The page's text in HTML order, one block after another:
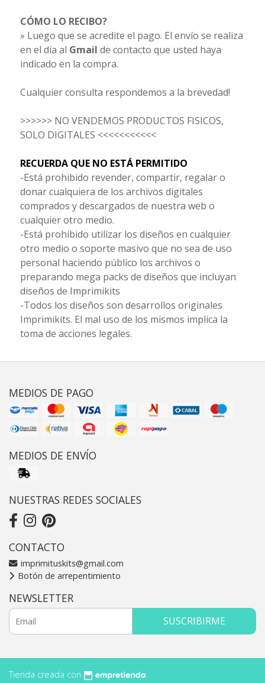
CÓMO LO RECIBO?
» Luego que se acredite el pago. El envío se realiza
en el día al Gmail de contacto que usted haya
indicado en la compra.
Cualquier consulta respondemos a la brevedad!
>>>>>> NO VENDEMOS PRODUCTOS FISICOS,
SOLO DIGITALES <<<<<<<<<<<
RECUERDA QUE NO ESTÁ PERMITIDO
-Está prohibido revender, compartir, regalar o
donar cualquiera de los archivos digitales
comprados y descargados de nuestra web o
cualquier otro medio.
-Está prohibido utilizar los diseños en cualquier
otro medio o soporte masivo que no sea de uso
personal haciendo público los archivos o
preparando mega packs de diseños que incluyan
diseños de Imprimikits
-Todos los diseños son desarrollos originales
Imprimikits. El mal uso de los mismos implica la
toma de acciones legales.
MEDIOS DE PAGO
MEDIOS DE ENVÍO
NUESTRAS REDES SOCIALES
CONTACTO
imprimituskits@gmail.com
Botón de arrepentimiento
NEWSLETTER
SUSCRIBIRME
Tienda creada con